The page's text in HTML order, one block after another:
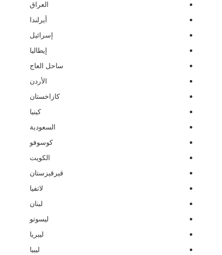
العراق
أيرلندا
إسرائيل
إيطاليا
ساحل العاج
الأردن
كازاخستان
كينيا
السعودية
كوسوفو
الكويت
قيرقيزستان
لاتفيا
لبنان
ليسوتو
ليبريا
ليبيا